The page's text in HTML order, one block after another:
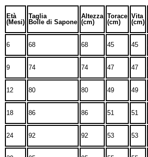
Età
(Mesi)
Taglia
Bolle di Sapone
Altezza
(cm)
Torace
(cm)
Vita
(cm)
6 68 68 45 45
9 74 74 47 47
12 80 80 49 49
18 86 86 51 51
24 92 92 53 53